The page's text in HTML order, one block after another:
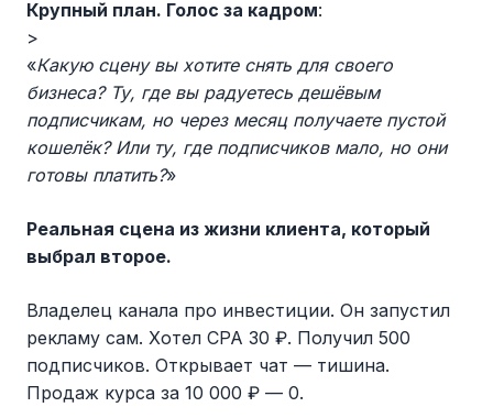
Крупный план. Голос за кадром:
>
«Какую сцену вы хотите снять для своего
бизнеса? Ту, где вы радуетесь дешёвым
подписчикам, но через месяц получаете пустой
кошелёк? Или ту, где подписчиков мало, но они
готовы платить?»
Реальная сцена из жизни клиента, который
выбрал второе.
Владелец канала про инвестиции. Он запустил
рекламу сам. Хотел CPA 30 ₽. Получил 500
подписчиков. Открывает чат — тишина.
Продаж курса за 10 000 ₽ — 0.